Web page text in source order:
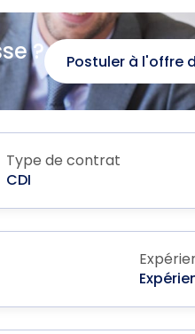
? Postuler à l'offre
Type de contrat
CDI